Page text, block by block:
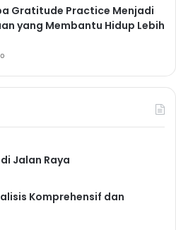
Gratitude Practice Menjadi
yang Membantu Hidup Lebih
Jalan Raya
Komprehensif dan